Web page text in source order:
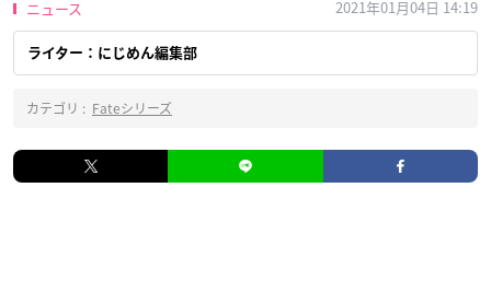
ニュース 2021年01月04日 14:19
ライター：にじめん編集部
カテゴリ : Fateシリーズ